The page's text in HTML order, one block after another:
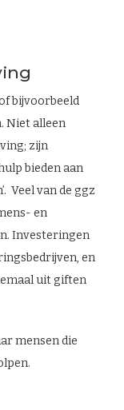
bijvoorbeeld
Niet alleen
zijn
bieden aan
Veel van de ggz
en
Investeringen
en
uit giften
mensen die